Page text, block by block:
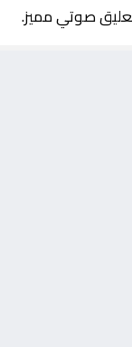
صوتي مميز.